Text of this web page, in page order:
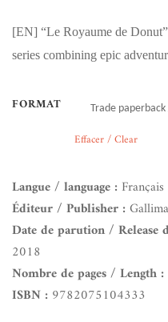
[EN] “Le Royaume de
series combining epic
FORMAT
Effacer / Clear
Langue / language :
Éditeur / Publisher :
Date de parution / Release
2018
Nombre de pages / Length :
ISBN : 9782075104333